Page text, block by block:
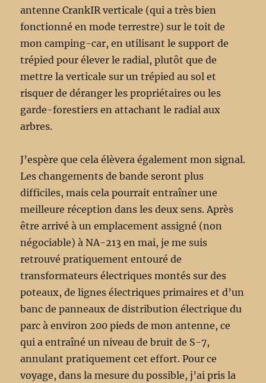
antenne CrankIR verticale (qui a très bien
fonctionné en mode terrestre) sur le toit de
mon camping-car, en utilisant le support de
trépied pour élever le radial, plutôt que de
mettre la verticale sur un trépied au sol et
risquer de déranger les propriétaires ou les
garde-forestiers en attachant le radial aux
arbres.
J’espère que cela élèvera également mon signal.
Les changements de bande seront plus
difficiles, mais cela pourrait entraîner une
meilleure réception dans les deux sens. Après
être arrivé à un emplacement assigné (non
négociable) à NA-213 en mai, je me suis
retrouvé pratiquement entouré de
transformateurs électriques montés sur des
poteaux, de lignes électriques primaires et d’un
banc de panneaux de distribution électrique du
parc à environ 200 pieds de mon antenne, ce
qui a entraîné un niveau de bruit de S-7,
annulant pratiquement cet effort. Pour ce
voyage, dans la mesure du possible, j’ai pris la